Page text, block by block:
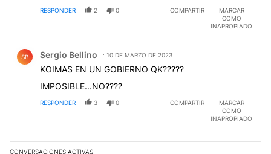
RESPONDER 2 0 COMPARTIR
MARCAR
COMO
INAPROPIADO
SB Sergio Bellino 10 DE MARZO DE 2023
KOIMAS EN UN GOBIERNO QK?????
IMPOSIBLE...NO????
RESPONDER 3 0 COMPARTIR
MARCAR
COMO
INAPROPIADO
CONVERSACIONES ACTIVAS